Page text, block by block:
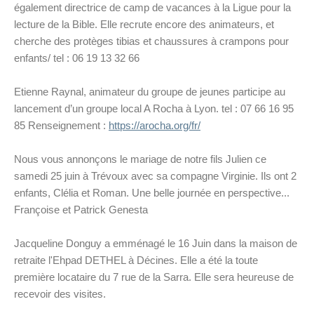
également directrice de camp de vacances à la Ligue pour la
lecture de la Bible. Elle recrute encore des animateurs, et
cherche des protèges tibias et chaussures à crampons pour
enfants/ tel : 06 19 13 32 66
Etienne Raynal, animateur du groupe de jeunes participe au
lancement d’un groupe local A Rocha à Lyon. tel : 07 66 16 95
85 Renseignement : https://arocha.org/fr/
Nous vous annonçons le mariage de notre fils Julien ce
samedi 25 juin à Trévoux avec sa compagne Virginie. Ils ont 2
enfants, Clélia et Roman. Une belle journée en perspective...
Françoise et Patrick Genesta
Jacqueline Donguy a emménagé le 16 Juin dans la maison de
retraite l'Ehpad DETHEL à Décines. Elle a été la toute
première locataire du 7 rue de la Sarra. Elle sera heureuse de
recevoir des visites.